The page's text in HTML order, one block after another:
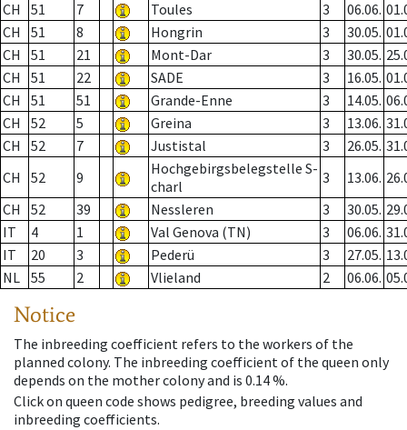
CH 51 7 Toules 3 06.06.
CH
51 8 Hongrin 3 30.05.
CH
51 21 Mont-Dar 3 30.05.
CH
51 22 SADE 3 16.05.
CH
51 51 Grande-Enne 3 14.05.
CH
52 5 Greina 3 13.06.
CH
52 7 Justistal 3 26.05.
CH
52 9
Hochgebirgsbelegstelle S-
charl
3 13.06.
CH
52 39 Nessleren 3 30.05.
IT
4 1 Val Genova (TN) 3 06.06.
IT
20 3 Pederü 3 27.05.
NL 55 2 Vlieland 2 06.06.
Notice
The inbreeding coefficient refers to the workers of the
planned colony. The inbreeding coefficient of the queen only
depends on the mother colony and is 0.14 %.
Click on queen code shows pedigree, breeding values and
inbreeding coefficients.